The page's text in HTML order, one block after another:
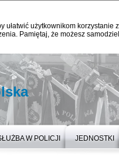
ułatwić użytkownikom
Pamiętaj, że możesz
W POLICJI JEDNOSTKI